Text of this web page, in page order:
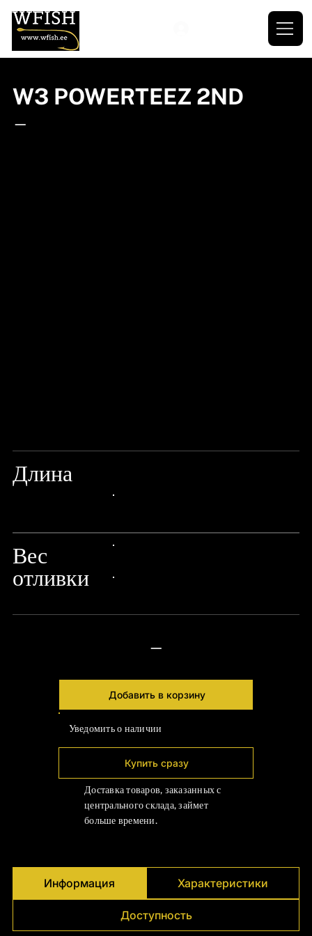
Длина
Вес
отливки
—
Добавить в корзину
Уведомить о наличии
Купить сразу
Доставка товаров, заказанных с
центрального склада, займет
больше времени.
Информация Характеристики
Доступность
W3 POWERTEEZ 2ND
—